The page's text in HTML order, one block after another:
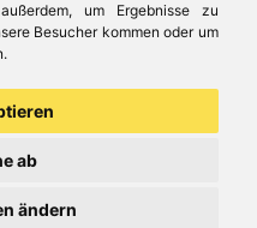
um Ergebnisse zu
Besucher kommen oder um
ab
ändern
- 2026